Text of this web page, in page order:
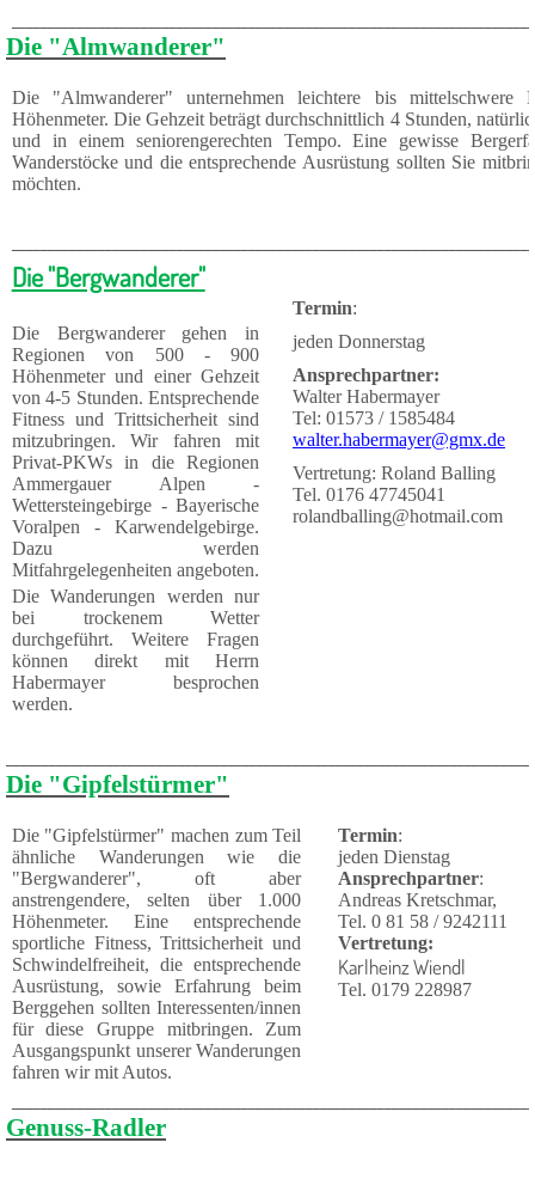
Die "Almwanderer"
Die "Almwanderer" unternehmen leichtere bis mittelschwere
Höhenmeter. Die Gehzeit be­trägt durchschnittlich 4 Stun­den,
und in einem seniorengerechten Tempo. Eine gewisse
Wanderstöcke und die ent­sprechende Ausrüstung sollten Sie
möchten.
Die "Bergwanderer"
Die Bergwanderer gehen in
Regionen von 500 - 900
Höhenmeter und einer Gehzeit
von 4-5 Stunden. Entsprechende
Fitness und Trittsicherheit sind
mitzubringen. Wir fahren mit
Privat-PKWs in die Regionen
Ammergauer Alpen -
Wettersteingebirge - Bayerische
Voralpen - Karwendelgebirge.
Dazu werden
Mitfahrgelegenheiten angeboten.
Die Wanderungen werden nur
bei trockenem Wetter
durchgeführt. Weitere Fragen
können direkt mit Herrn
Habermayer besprochen
werden.
Termin:
jeden Donnerstag
Ansprechpartner:
Walter Habermayer
Tel: 01573 / 1585484
walter.habermayer@gmx.de
Vertretung: Roland Balling
Tel. 0176 47745041
rolandballing@hotmail.com
Die "Gipfelstürmer"
Die "Gipfelstürmer" machen zum Teil
ähnliche Wanderungen wie die
"Bergwanderer", oft aber
anstrengendere, selten über 1.000
Höhenmeter. Eine entsprechende
sport­liche Fit­ness, Trittsicherheit und
Schwindelfreiheit, die entsprechen­de
Aus­rüs­tung, sowie Erfahrung beim
Berg­gehen sollten Inter­essenten/innen
für diese Gruppe mit­bringen. Zum
Aus­gangspunkt unse­rer Wan­derungen
fahren wir mit Au­tos.
Termin:
jeden Dienstag
Ansprechpartner:
Andreas Kretschmar,
Tel. 0 81 58 / 9242111
Vertretung:
Karlheinz Wiendl
Tel. 0179 228987
Genuss-Radler